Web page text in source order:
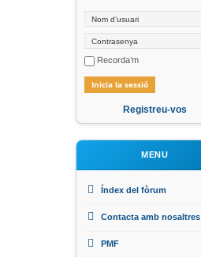
Recorda’m
Registreu-vos
MENU
Índex del fòrum
Contacta amb nosaltres
PMF